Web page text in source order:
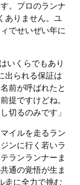
。プロのランナ
ありません。ユ
でせいぜい年に
いくらでもあり
出られる保証は
前が呼ばれたと
提ですけどね。
切るのみです」
イルを走るラン
ンに行く若いラ
ランランナーま
通の覚悟が生ま
走に全力で挑む